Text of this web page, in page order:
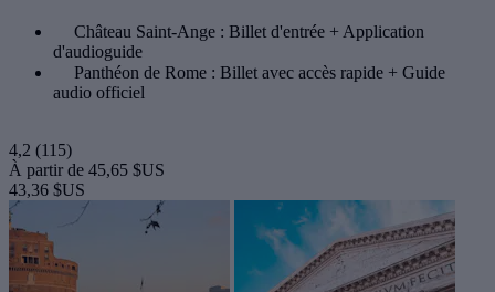
Château Saint-Ange : Billet d'entrée + Application
d'audioguide
Panthéon de Rome : Billet avec accès rapide + Guide
audio officiel
4,2 (115)
À partir de 45,65 $US
43,36 $US